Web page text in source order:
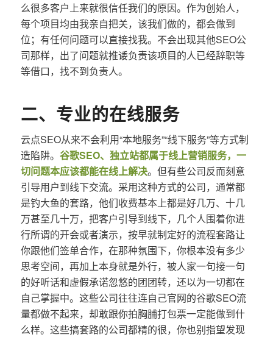
么很多客户上来就很信任我们的原因。作为创始人，
每个项目均由我亲自把关，该我们做的，都会做到
位；有任何问题可以直接找我。不会出现其他SEO公
司那样，出了问题就推诿负责该项目的人已经辞职等
等借口，找不到负责人。
二、专业的在线服务
云点SEO从来不会利用“本地服务”“线下服务”等方式制
造陷阱。 谷歌SEO、独立站都属于线上营销服务，一
切问题本应该都能在线上解决。但有些公司反而刻意
引导用户到线下交流。采用这种方式的公司，通常都
是钓大鱼的套路，他们收费基本上都是好几万、十几
万甚至几十万，把客户引导到线下，几个人围着你进
行所谓的开会或者演示，按早就制定好的流程套路让
你跟他们签单合作，在那种氛围下，你根本没有多少
思考空间，再加上本身就是外行，被人家一句接一句
的好听话和虚假承诺忽悠的团团转，还以为一切都在
自己掌握中。这些公司往往连自己官网的谷歌SEO流
量都做不起来，却敢跟你拍胸脯打包票一定能做到什
么样。这些搞套路的公司都精的很，你也别指望发现